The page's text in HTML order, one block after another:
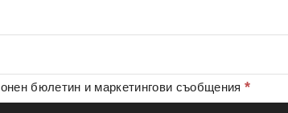
бюлетин и маркетингови съобщения *